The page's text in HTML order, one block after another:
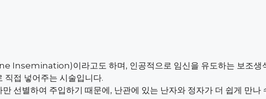
Insemination)이라고도 하며, 인공적으로 임신을 유도하는 보조생
직접 넣어주는 시술입니다.
선별하여 주입하기 때문에, 난관에 있는 난자와 정자가 더 쉽게 만나